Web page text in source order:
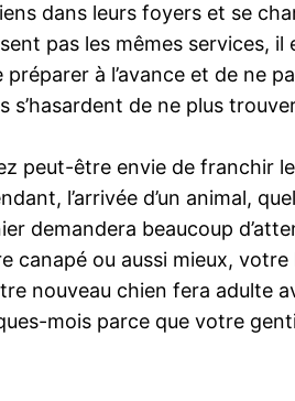
dans leurs foyers et se
pas les mêmes services,
à l’avance et de ne
de ne plus
peut-être envie de franchir
l’arrivée d’un animal,
demandera beaucoup
ou aussi mieux,
nouveau chien fera adulte
mois parce que votre